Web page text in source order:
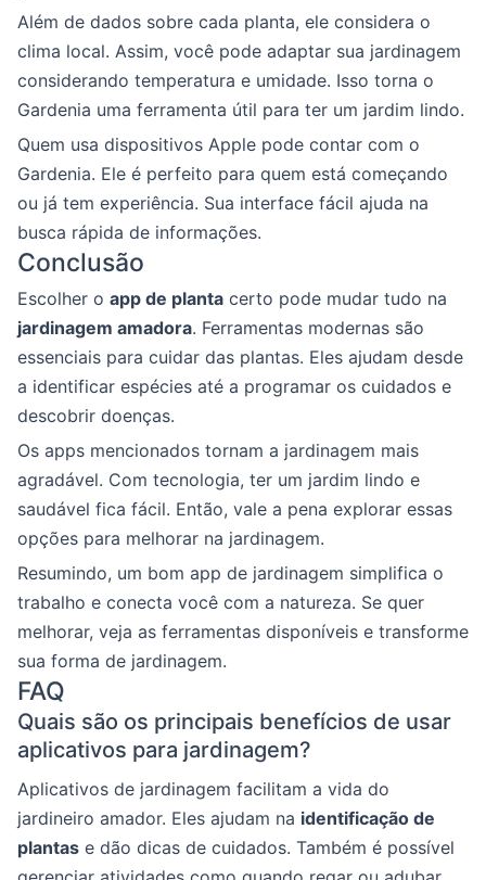
Além de dados sobre cada planta, ele considera o
clima local. Assim, você pode adaptar sua jardinagem
considerando temperatura e umidade. Isso torna o
Gardenia uma ferramenta útil para ter um jardim lindo.
Quem usa dispositivos Apple pode contar com o
Gardenia. Ele é perfeito para quem está começando
ou já tem experiência. Sua interface fácil ajuda na
busca rápida de informações.
Conclusão
Escolher o app de planta certo pode mudar tudo na
jardinagem amadora. Ferramentas modernas são
essenciais para cuidar das plantas. Eles ajudam desde
a identificar espécies até a programar os cuidados e
descobrir doenças.
Os apps mencionados tornam a jardinagem mais
agradável. Com tecnologia, ter um jardim lindo e
saudável fica fácil. Então, vale a pena explorar essas
opções para melhorar na jardinagem.
Resumindo, um bom app de jardinagem simplifica o
trabalho e conecta você com a natureza. Se quer
melhorar, veja as ferramentas disponíveis e transforme
sua forma de jardinagem.
FAQ
Quais são os principais benefícios de usar
aplicativos para jardinagem?
Aplicativos de jardinagem facilitam a vida do
jardineiro amador. Eles ajudam na identificação de
plantas e dão dicas de cuidados. Também é possível